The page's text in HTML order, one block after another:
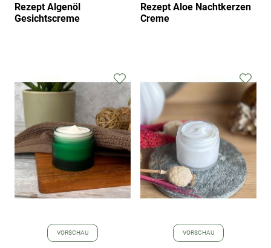
Rezept Algenöl
Gesichtscreme
Rezept Aloe Nachtkerzen
Creme
VORSCHAU
Zur
Wunschliste
hinzufügen
VORSCHAU
Zur